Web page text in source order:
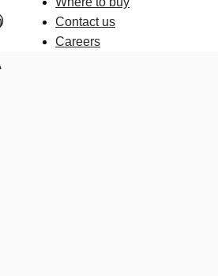
Contact us
Careers